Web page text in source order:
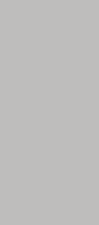
caffè che
PARTI
una
diventa